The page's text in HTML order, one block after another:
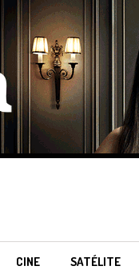
CINE SATÉLITE